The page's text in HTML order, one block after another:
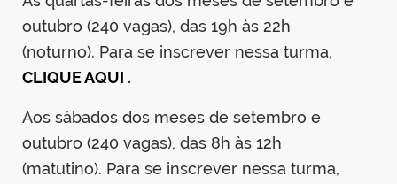
outubro (240 vagas), das 19h às 22h
(noturno). Para se inscrever nessa turma,
CLIQUE AQUI .
Aos sábados dos meses de setembro e
outubro (240 vagas), das 8h às 12h
(matutino). Para se inscrever nessa turma,